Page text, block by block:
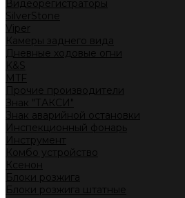
Видеорегистраторы
SilverStone
Viper
Камеры заднего вида
Дневные ходовые огни
K&S
MTF
Прочие производители
Знак "ТАКСИ"
Знак аварийной остановки
Инспекционный фонарь
Инструмент
Комбо устройство
Ксенон
Блоки розжига
Блоки розжига штатные